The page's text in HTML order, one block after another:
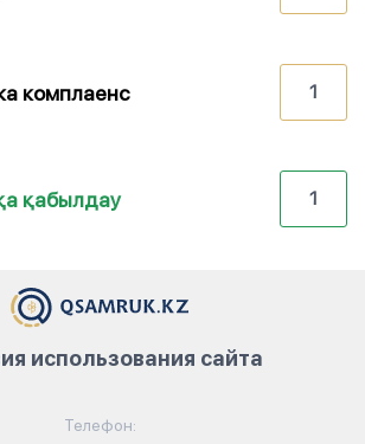
комплаенс 1
қабылдау 1
Телефон:
использования сайта